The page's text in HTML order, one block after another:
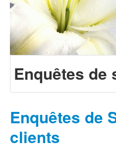
Enquêtes de
Enquêtes de
clients